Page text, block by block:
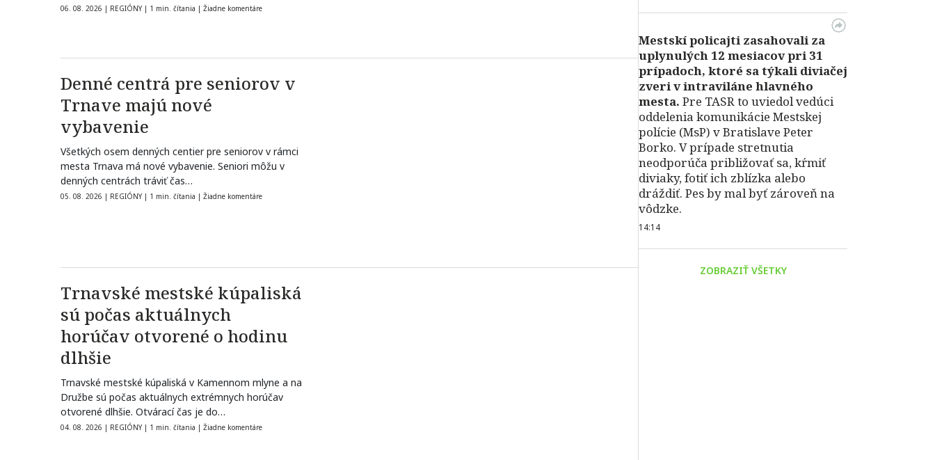
06. 08. 2026 | REGIÓNY | 1 min. čítania | Žiadne komentáre
Denné centrá pre seniorov v
Trnave majú nové
vybavenie
Všetkých osem denných centier pre seniorov v rámci
mesta Trnava má nové vybavenie. Seniori môžu v
denných centrách tráviť čas…
05. 08. 2026 | REGIÓNY | 1 min. čítania | Žiadne komentáre
Trnavské mestské kúpaliská
sú počas aktuálnych
horúčav otvorené o hodinu
dlhšie
Trnavské mestské kúpaliská v Kamennom mlyne a na
Družbe sú počas aktuálnych extrémnych horúčav
otvorené dlhšie. Otvárací čas je do…
04. 08. 2026 | REGIÓNY | 1 min. čítania | Žiadne komentáre
Mestskí policajti zasahovali za
uplynulých 12 mesiacov pri 31
prípadoch, ktoré sa týkali diviačej
zveri v intraviláne hlavného
mesta. Pre TASR to uviedol vedúci
oddelenia komunikácie Mestskej
polície (MsP) v Bratislave Peter
Borko. V prípade stretnutia
neodporúča približovať sa, kŕmiť
diviaky, fotiť ich zblízka alebo
dráždiť. Pes by mal byť zároveň na
vôdzke.
14:14
ZOBRAZIŤ VŠETKY